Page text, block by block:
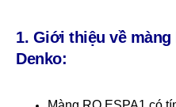
1. Giới thiệu về màng
Denko: